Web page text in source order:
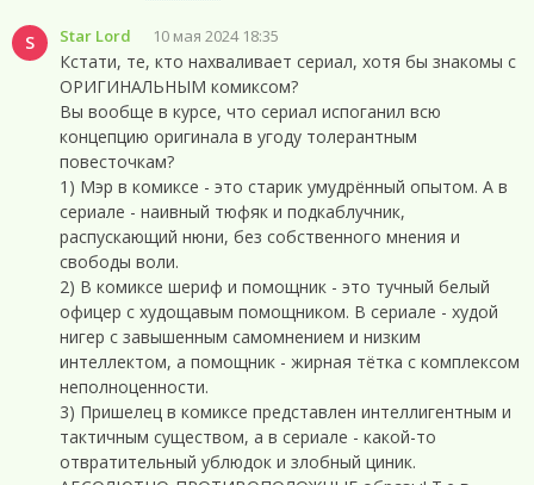
S Star Lord 10 мая 2024 18:35
Кстати, те, кто нахваливает сериал, хотя бы знакомы с
ОРИГИНАЛЬНЫМ комиксом?
Вы вообще в курсе, что сериал испоганил всю
концепцию оригинала в угоду толерантным
повесточкам?
1) Мэр в комиксе - это старик умудрённый опытом. А в
сериале - наивный тюфяк и подкаблучник,
распускающий нюни, без собственного мнения и
свободы воли.
2) В комиксе шериф и помощник - это тучный белый
офицер с худощавым помощником. В сериале - худой
нигер с завышенным самомнением и низким
интеллектом, а помощник - жирная тётка с комплексом
неполноценности.
3) Пришелец в комиксе представлен интеллигентным и
тактичным существом, а в сериале - какой-то
отвратительный ублюдок и злобный циник.